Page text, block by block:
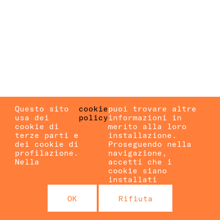
Questo sito
usa dei
cookie di
terze parti e
dei cookie di
profilazione.
Nella
cookie
policy
puoi trovare altre
informazioni in
merito alla loro
installazione.
Proseguendo nella
navigazione,
accetti che i
cookie siano
installati
OK Rifiuta